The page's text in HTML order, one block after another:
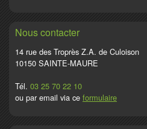
Nous contacter
14 rue des Troprès Z.A. de Culoison
10150 SAINTE-MAURE
Tél. 03 25 70 22 10
ou par email via ce formulaire